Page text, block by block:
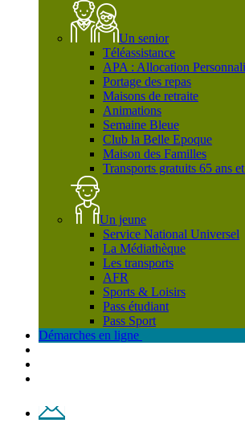
Un senior
Téléassistance
APA : Allocation
Portage des repas
Maisons de retraite
Animations
Semaine Bleue
Club la Belle Epoque
Maison des Familles
Transports gratuits 65 ans
Un jeune
Service National Universel
La Médiathèque
Les transports
AFR
Sports & Loisirs
Pass étudiant
Pass Sport
Démarches en ligne
Contact